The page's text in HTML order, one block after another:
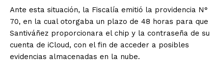
Ante esta situación, la Fiscalía emitió la providencia N°
70, en la cual otorgaba un plazo de 48 horas para que
Santiváñez proporcionara el chip y la contraseña de su
cuenta de iCloud, con el fin de acceder a posibles
evidencias almacenadas en la nube.